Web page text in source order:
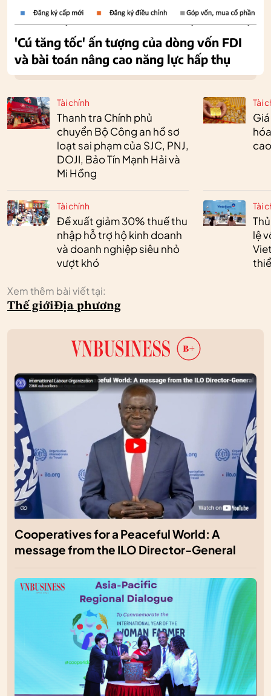
Tài chính
Thanh tra Chính phủ
chuyển Bộ Công an hồ sơ
loạt sai phạm của SJC, PNJ,
DOJI, Bảo Tín Mạnh Hải và
Mi Hồng
Tài chính
Đề xuất giảm 30% thuế thu
nhập hỗ trợ hộ kinh doanh
và doanh nghiệp siêu nhỏ
vượt khó
Tài
Tài
lệ
Xem thêm bài viết tại:
Thế giớiĐịa phương
'Cú tăng tốc' ấn tượng của dòng vốn FDI
và bài toán nâng cao năng lực hấp thụ
Cooperatives for a Peaceful World: A
message from the ILO Director-General